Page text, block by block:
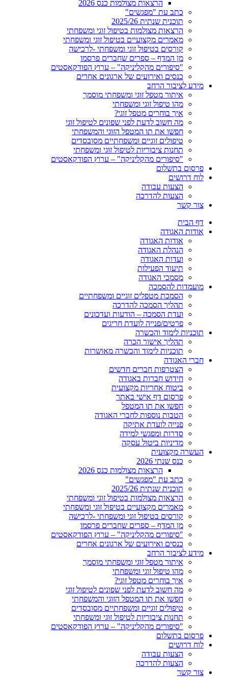
הרצאות מצולמות כנס 2026
כתב עת "מפגשים"
תוכנית שנתית 2025/26
הרצאות מצולמות בטיפול זוגי ומשפחתי
מאמרים מקצועיים בטיפול זוגי ומשפחתי
קורסים בטיפול זוגי ומשפחתי -לרכישה
מן המדף – ספרים שחברים פרסמו
"סיפורים מהקליניקה" – ערוץ הפודקאסטים
כנסים ואירועים של ארגונים אחרים
מידע לציבור הרחב
איתור מטפל זוגי ומשפחתי מוסמך
מהו טיפול זוגי ומשפחתי
איך בוחרים מטפל זוגי?
מה חשוב לדעת לפני שפונים לטיפול זוגי
חפשו את תו המטפל הזוגי והמשפחתי
טיפולים זוגיים ומשפחתיים מסובסדים
תחנות ציבוריות לטיפול זוגי ומשפחתי
"סיפורים מהקליניקה" – ערוץ הפודקאסטים
פרסום בתשלום
לוח דרושים
הצעות עבודה
הצעות להדרכה
צור קשר
דף הבית
אודות האגודה
אודות האגודה
הנהלת האגודה
ועדות האגודה
תיעוד הפעילות
מסמכי האגודה
מועמדות להסמכה
הסמכת מטפלים זוגיים ומשפחתיים
תהליך הסמכה להדרכה
ועדת הסמכה – הודעות ועדכונים
פרטים/פנייה לועדת חריגים
תוכניות לימוד והכשרה
תהליך אישור הכרה
תוכניות לימוד והכשרה מאושרות
חברי האגודה
הצטרפות חברים חדשים
חידוש חברות באגודה
ביטוח אחריות מקצועית
פרסום דף אישי באתר
חפשו את תו המטפל
הטבות נוספות לחברי האגודה
פנייה לועדת אתיקה
סדרות ומפגשי למידה
מדיניות ביטול עסקה
העשרה מקצועית
כנס שנתי 2026
הרצאות מצולמות כנס 2026
כתב עת "מפגשים"
תוכנית שנתית 2025/26
הרצאות מצולמות בטיפול זוגי ומשפחתי
מאמרים מקצועיים בטיפול זוגי ומשפחתי
קורסים בטיפול זוגי ומשפחתי -לרכישה
מן המדף – ספרים שחברים פרסמו
"סיפורים מהקליניקה" – ערוץ הפודקאסטים
כנסים ואירועים של ארגונים אחרים
מידע לציבור הרחב
איתור מטפל זוגי ומשפחתי מוסמך
מהו טיפול זוגי ומשפחתי
איך בוחרים מטפל זוגי?
מה חשוב לדעת לפני שפונים לטיפול זוגי
חפשו את תו המטפל הזוגי והמשפחתי
טיפולים זוגיים ומשפחתיים מסובסדים
תחנות ציבוריות לטיפול זוגי ומשפחתי
"סיפורים מהקליניקה" – ערוץ הפודקאסטים
פרסום בתשלום
לוח דרושים
הצעות עבודה
הצעות להדרכה
צור קשר